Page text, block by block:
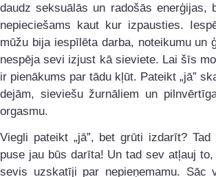
daudz seksuālās un radošās enerģijas,
nepieciešams kaut kur izpausties.
mūžu bija iespīlēta darba, noteikumu un
nespēja sevi izjust kā sieviete. Lai šīs
ir pienākums par tādu kļūt. Pateikt „jā”
dejām, sieviešu žurnāliem un
orgasmu.
Viegli pateikt „jā”, bet grūti izdarīt?
puse jau būs darīta! Un tad sev atļauj
sevis uzskatīji par nepieņemamu. Sāc